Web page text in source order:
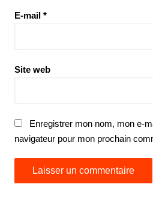
E-mail *
Site web
Enregistrer mon nom, mon e-
navigateur pour mon prochain